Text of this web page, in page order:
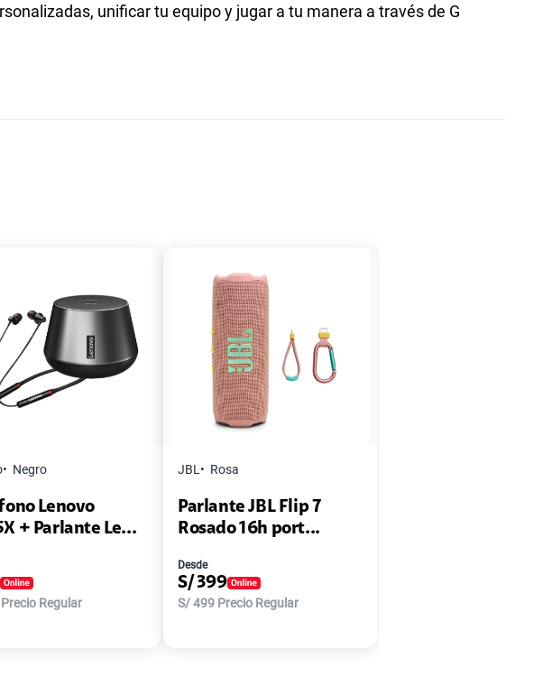
unificar tu equipo y jugar a tu manera a través de G
Negro
Lenovo
+ Parlante Le...
Precio Regular
JBL Rosa
Parlante JBL Flip 7
Rosado 16h port...
Desde
S/ 399
S/499 Precio Regular